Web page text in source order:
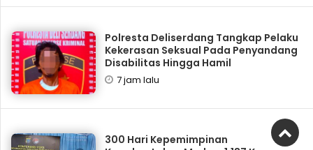
Polresta Deliserdang Tangkap Pelaku
Kekerasan Seksual Pada Penyandang
Disabilitas Hingga Hamil
7 jam lalu
300 Hari Kepemimpinan